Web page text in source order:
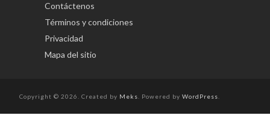
Contáctenos
Términos y condiciones
Privacidad
Mapa del sitio
Copyright © 2026. Created by Meks. Powered by WordPress.